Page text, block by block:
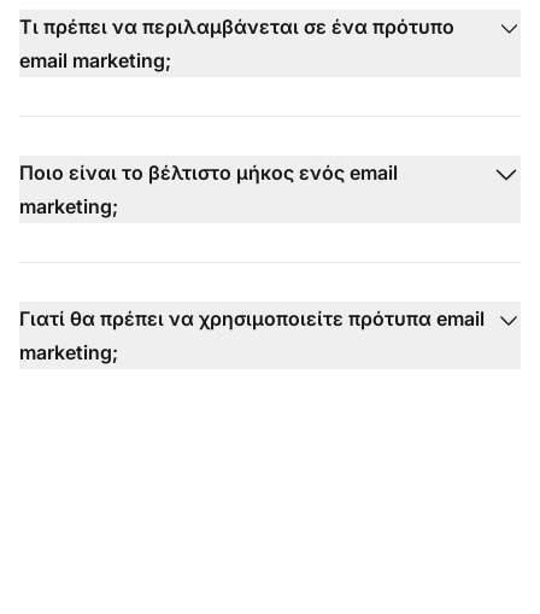
Τι πρέπει να περιλαμβάνεται σε ένα πρότυπο
email marketing;
Ποιο είναι το βέλτιστο μήκος ενός email
marketing;
Γιατί θα πρέπει να χρησιμοποιείτε πρότυπα email
marketing;